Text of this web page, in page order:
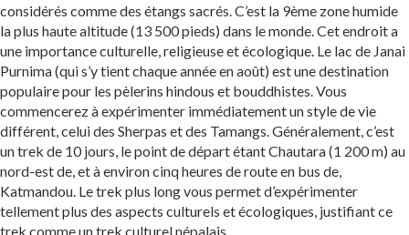
considérés comme des étangs sacrés. C’est la 9ème zone humide
la plus haute altitude (13 500 pieds) dans le monde. Cet endroit a
une importance culturelle, religieuse et écologique. Le lac de Janai
Purnima (qui s’y tient chaque année en août) est une destination
populaire pour les pèlerins hindous et bouddhistes. Vous
commencerez à expérimenter immédiatement un style de vie
différent, celui des Sherpas et des Tamangs. Généralement, c’est
un trek de 10 jours, le point de départ étant Chautara (1 200 m) au
nord-est de, et à environ cinq heures de route en bus de,
Katmandou. Le trek plus long vous permet d’expérimenter
tellement plus des aspects culturels et écologiques, justifiant ce
trek comme un trek culturel népalais.